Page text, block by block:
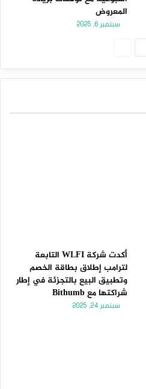
المعروض
سبتمبر 6, 2025
أكدت شركة WLFI التابعة
لترامب إطلاق بطاقة الخصم
وتطبيق البيع بالتجزئة في إطار
شراكتها مع Bithumb
سبتمبر 24, 2025